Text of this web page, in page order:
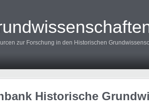
zur Forschung in den Historischen
Historische